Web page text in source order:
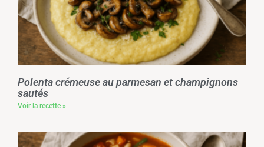
Polenta crémeuse au parmesan et champignons
sautés
Voir la recette »